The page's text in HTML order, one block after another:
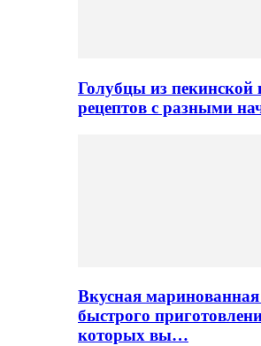
Голубцы из пекинской
рецептов с разными
Вкусная маринованная
быстрого
которых вы…